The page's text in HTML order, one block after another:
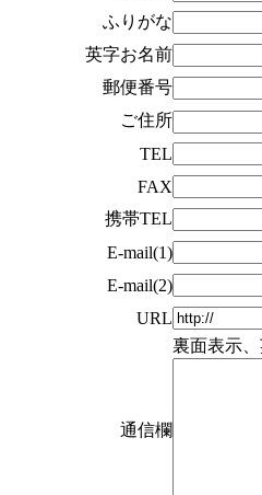
ふりがな
英字お名前
郵便番号
ご住所
TEL
FAX
携帯TEL
E-mail(1)
E-mail(2)
URL
通信欄
裏面表示、